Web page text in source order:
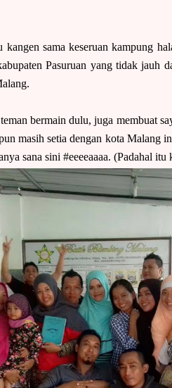
sama keseruan kampung
Pasuruan yang tidak jauh
bermain dulu, juga membuat
masih setia dengan kota Malang
sana sini #eeeeaaaa. (Padahal